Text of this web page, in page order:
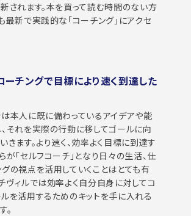
されます。本を買って読む時間のない方
最新で実践的な｢コーチング｣にアクセ
ーチングで目標により速く到達した
本人に既に備わっているアイデアや能
それを実際の行動に移してゴールに向
きます。より速く、効率よく目標に到達す
が「セルフコーチ」となり日々の生活、仕
の視点を活用していくことはとても有
ヴィルでは効率よく自分自身に対してコ
を活用するためのキットを手に入れる
。